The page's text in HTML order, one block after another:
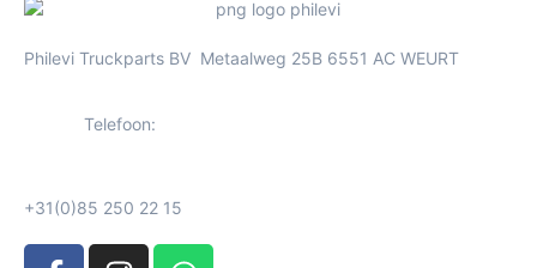
Philevi Truckparts BV Metaalweg 25B 6551 AC WEURT
Telefoon:
+31(0)85 250 22 15